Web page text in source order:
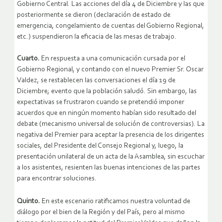
Gobierno Central. Las acciones del día 4 de Diciembre y las que
posteriormente se dieron (declaración de estado de
emergencia, congelamiento de cuentas del Gobierno Regional,
etc.) suspendieron la eficacia de las mesas de trabajo.
Cuarto. En respuesta a una comunicación cursada por el
Gobierno Regional, y contando con el nuevo Premier Sr. Oscar
Valdez, se restablecen las conversaciones el día 19 de
Diciembre; evento que la población saludó. Sin embargo, las
expectativas se frustraron cuando se pretendió imponer
acuerdos que en ningún momento habían sido resultado del
debate (mecanismo universal de solución de controversias). La
negativa del Premier para aceptar la presencia de los dirigentes
sociales, del Presidente del Consejo Regional y, luego, la
presentación unilateral de un acta de la Asamblea, sin escuchar
a los asistentes, resienten las buenas intenciones de las partes
para encontrar soluciones.
Quinto. En este escenario ratificamos nuestra voluntad de
diálogo por el bien de la Región y del País, pero al mismo